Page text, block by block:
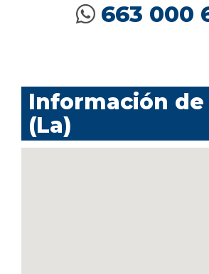
663 000
Información de
(La)